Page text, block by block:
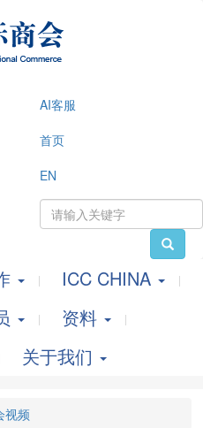
AI客服
首页
EN
ICC CHINA
资料
关于我们
视频